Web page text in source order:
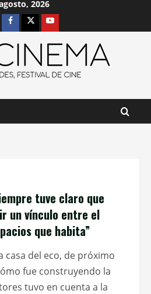
2026
Facebook
X Youtube
tuve claro que
un vínculo entre el
que habita”
casa del eco, de próximo
fue construyendo la
tuvo en cuenta a la